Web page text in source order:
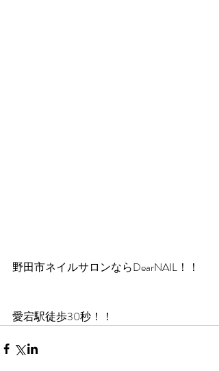
野田市ネイルサロンならDearNAIL！！
愛宕駅徒歩30秒！！